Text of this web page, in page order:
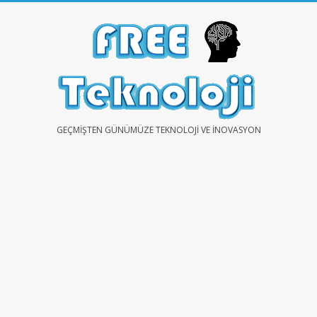
FREEGEÇMIŞTEN GÜNÜMÜZE TEKNOLOJI VE İNOVASYON